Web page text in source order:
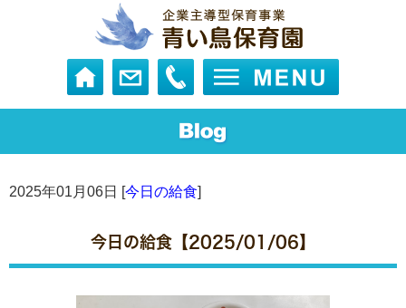
2025年01月06日 [今日の給食]
今日の給食【2025/01/06】